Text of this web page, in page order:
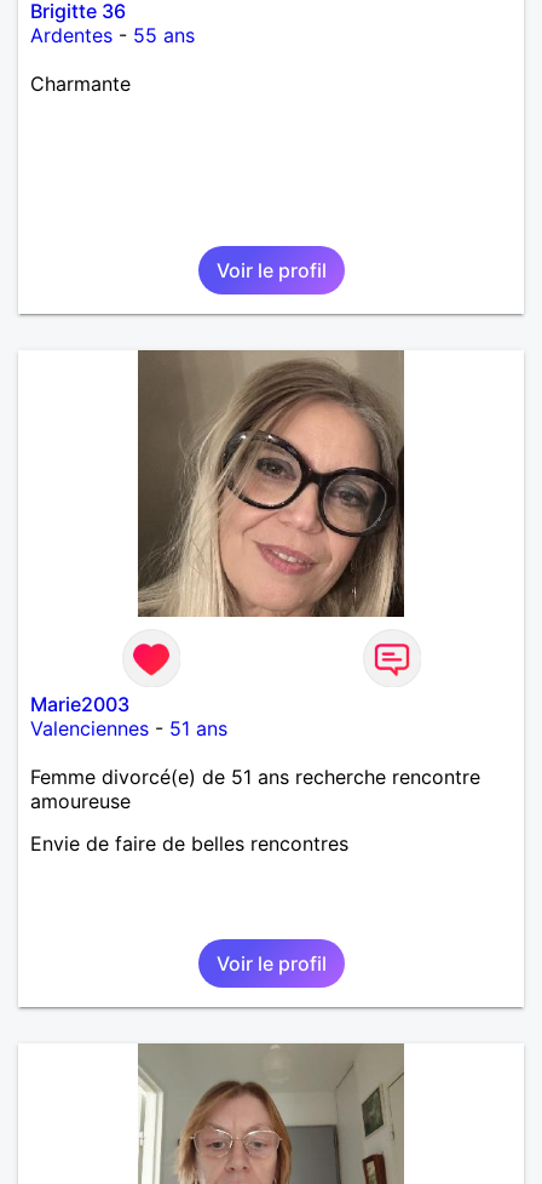
Brigitte 36
Ardentes - 55 ans
Charmante
Voir le profil
Marie2003
Valenciennes - 51 ans
Femme divorcé(e) de 51 ans recherche rencontre
amoureuse
Envie de faire de belles rencontres
Voir le profil